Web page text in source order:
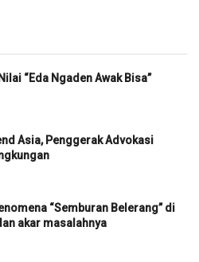
“Eda Ngaden Awak Bisa”
Asia, Penggerak Advokasi
“Semburan Belerang” di
akar masalahnya